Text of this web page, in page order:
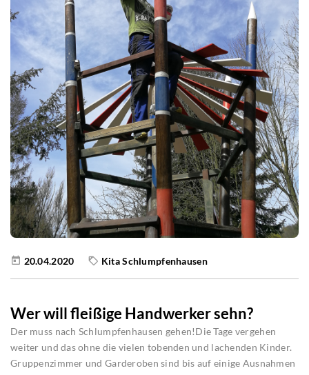
20.04.2020 Kita Schlumpfenhausen
Wer will fleißige Handwerker sehn?
Der muss nach Schlumpfenhausen gehen!Die Tage vergehen
weiter und das ohne die vielen tobenden und lachenden Kinder.
Gruppenzimmer und Garderoben sind bis auf einige Ausnahmen